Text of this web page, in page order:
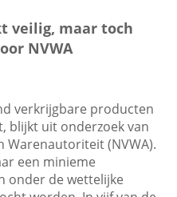
veilig, maar toch
NVWA
verkrijgbare producten
blijkt uit onderzoek van
Warenautoriteit (NVWA).
een minieme
onder de wettelijke